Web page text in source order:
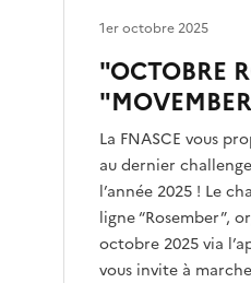
"OCTOBRE
La FNASCE vous
au dernier
l’année 2025 ! Le
ligne “Rosember”,
octobre 2025 via
vous invite à
1er octobre 2025